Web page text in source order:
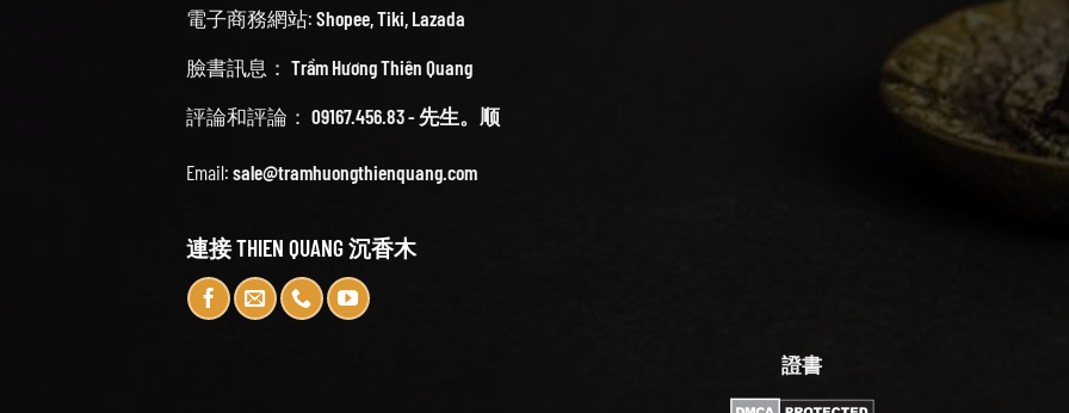
電子商務網站: Shopee,Tiki, Lazada
臉書訊息： Trầm Hương Thiên Quang
評論和評論： 09167.456.83 - 先生。顺
Email: sale@tramhuongthienquang.com
連接 THIEN QUANG 沉香木
證書